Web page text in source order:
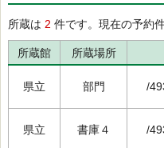
所蔵は 2 件です。現在の予約
所蔵館 所蔵場所
県立 部門 /
県立 書庫４ /